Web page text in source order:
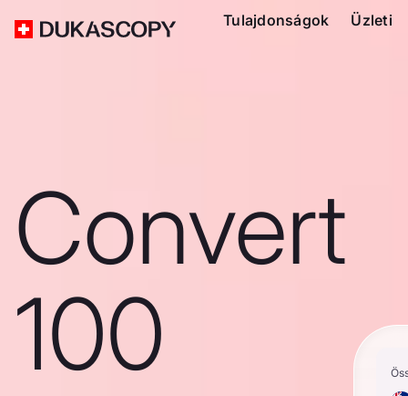
Tulajdonságok Üzleti
Convert
100